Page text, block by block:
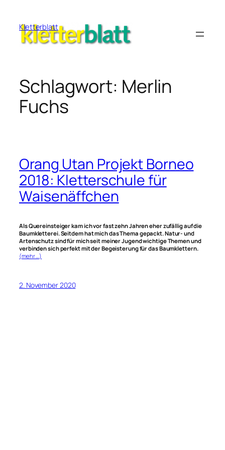
Inhalt
springen
Kletterblatt
Schlagwort: Merlin
Fuchs
Orang Utan Projekt Borneo
2018: Kletterschule für
Waisenäffchen
Als Quereinsteiger kam ich vor fast zehn Jahren eher zufällig auf die
Baumkletterei. Seitdem hat mich das Thema gepackt. Natur- und
Artenschutz sind für mich seit meiner Jugend wichtige Themen und
verbinden sich perfekt mit der Begeisterung für das Baumklettern.
(mehr …)
2. November 2020